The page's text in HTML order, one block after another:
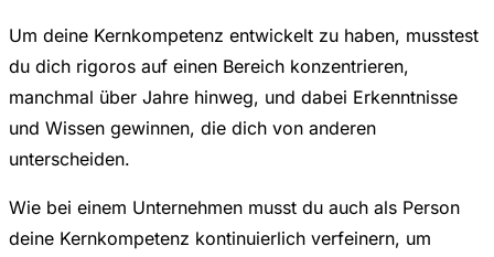
Um deine Kernkompetenz entwickelt zu haben, musstest
du dich rigoros auf einen Bereich konzentrieren,
manchmal über Jahre hinweg, und dabei Erkenntnisse
und Wissen gewinnen, die dich von anderen
unterscheiden.
Wie bei einem Unternehmen musst du auch als Person
deine Kernkompetenz kontinuierlich verfeinern, um